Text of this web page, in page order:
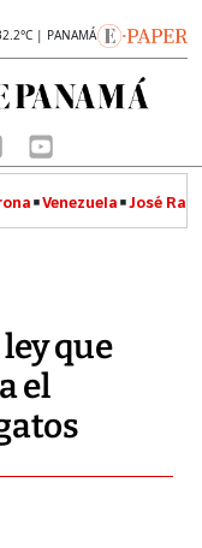
| PANAMÁ
Venezuela José
que
el